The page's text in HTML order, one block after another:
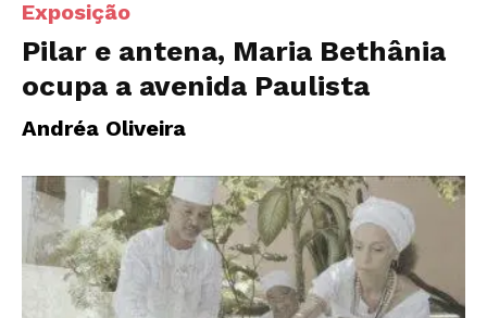
Exposição
Pilar e antena, Maria Bethânia
ocupa a avenida Paulista
Andréa Oliveira